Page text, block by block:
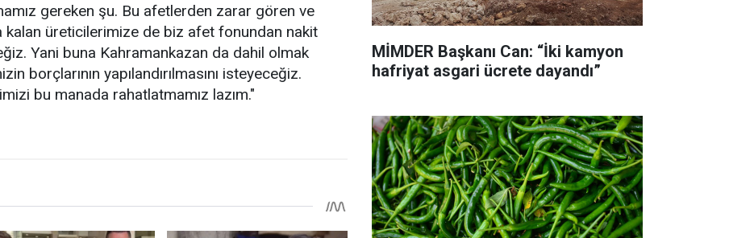
gereken şu. Bu afetlerden zarar gören ve
kalan üreticilerimize de biz afet fonundan nakit
Yani buna Kahramankazan da dahil olmak
borçlarının yapılandırılmasını isteyeceğiz.
bu manada rahatlatmamız lazım."
MİMDER Başkanı Can: “İki kamyon
hafriyat asgari ücrete dayandı”